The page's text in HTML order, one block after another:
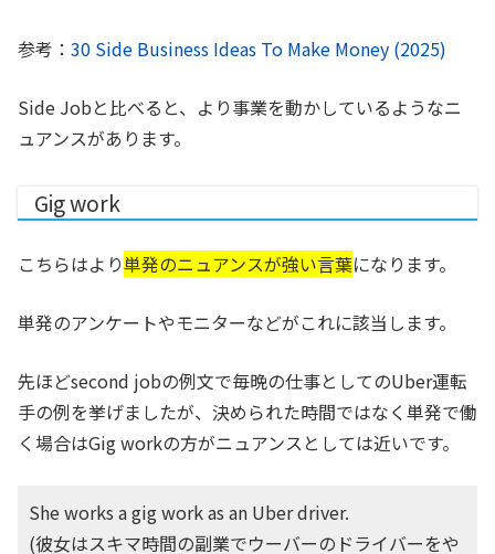
参考： 30 Side Business Ideas To Make Money (2025)
Side Jobと比べると、より事業を動かしているようなニ
ュアンスがあります。
Gig work
こちらはより単発のニュアンスが強い言葉になります。
単発のアンケートやモニターなどがこれに該当します。
先ほどsecond jobの例文で毎晩の仕事としてのUber運転
手の例を挙げましたが、決められた時間ではなく単発で働
く場合はGig workの方がニュアンスとしては近いです。
She works a gig work as an Uber driver.
(彼女はスキマ時間の副業でウーバーのドライバーをや